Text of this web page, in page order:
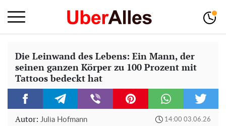
Die Leinwand des Lebens: Ein Mann, der
seinen ganzen Körper zu 100 Prozent mit
Tattoos bedeckt hat
Autor: Julia Hofmann 14:00 03.06.26